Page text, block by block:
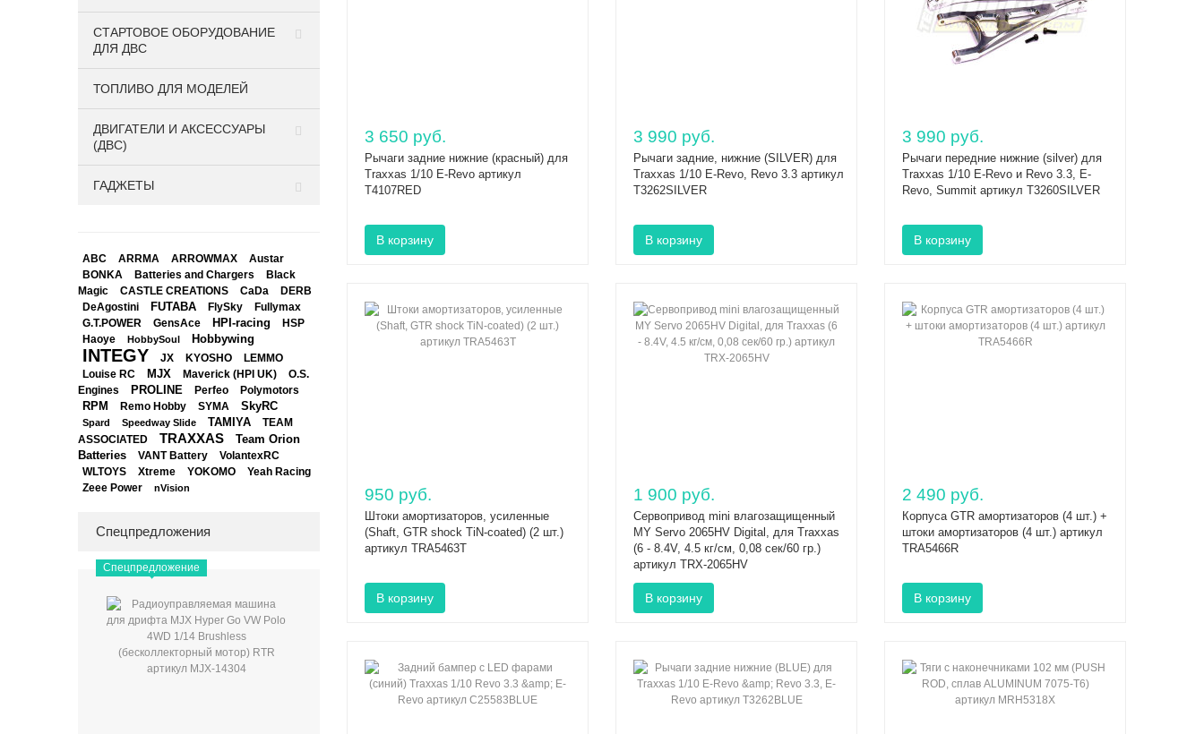
СТАРТОВОЕ ОБОРУДОВАНИЕ
ДЛЯ ДВС
ТОПЛИВО ДЛЯ МОДЕЛЕЙ
ДВИГАТЕЛИ И АКСЕССУАРЫ
(ДВС)
ГАДЖЕТЫ
ABC ARRMA ARROWMAX Austar
BONKA Batteries and Chargers
Black
Magic
CASTLE CREATIONS CaDa DERB
DeAgostini FUTABA FlySky Fullymax
G.T.POWER GensAce HPI-racing
HSP
Haoye
HobbySoul Hobbywing
INTEGY JX KYOSHO
LEMMO
Louise RC
MJX Maverick (HPI UK)
O.S.
Engines
PROLINE Perfeo Polymotors
RPM Remo Hobby SYMA SkyRC
Spard Speedway Slide TAMIYA
TEAM
ASSOCIATED
TRAXXAS
Team Orion
Batteries
VANT Battery VolantexRC
WLTOYS Xtreme YOKOMO Yeah Racing
Zeee Power nVision
Спецпредложения
Спецпредложение
3 650 руб.
Рычаги задние нижние (красный) для
Traxxas 1/10 E-Revo артикул
T4107RED
3 990 руб.
Рычаги задние, нижние (SILVER) для
Traxxas 1/10 E-Revo, Revo 3.3 артикул
T3262SILVER
3 990 руб.
Рычаги передние нижние (silver) для
Traxxas 1/10 E-Revo и Revo 3.3, E-
Revo, Summit артикул T3260SILVER
950 руб.
Штоки амортизаторов, усиленные
(Shaft, GTR shock TiN-coated) (2 шт.)
артикул TRA5463T
1 900 руб.
Сервопривод mini влагозащищенный
MY Servo 2065HV Digital, для Traxxas
(6 - 8.4V, 4.5 кг/см, 0,08 сек/60 гр.)
артикул TRX-2065HV
2 490 руб.
Корпуса GTR амортизаторов (4 шт.) +
штоки амортизаторов (4 шт.) артикул
TRA5466R